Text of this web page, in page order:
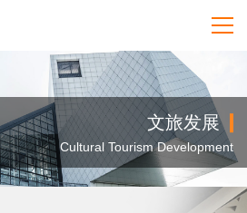
文旅发展
Cultural Tourism Development